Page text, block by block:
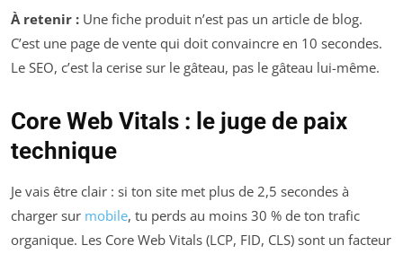
À retenir : Une fiche produit n’est pas un article de blog.
C’est une page de vente qui doit convaincre en 10 secondes.
Le SEO, c’est la cerise sur le gâteau, pas le gâteau lui-même.
Core Web Vitals : le juge de paix
technique
Je vais être clair : si ton site met plus de 2,5 secondes à
charger sur mobile, tu perds au moins 30 % de ton trafic
organique. Les Core Web Vitals (LCP, FID, CLS) sont un facteur